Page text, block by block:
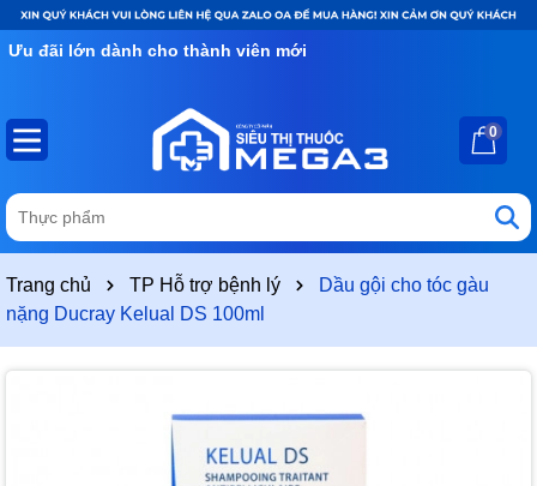
Ưu đãi lớn dành cho thành viên mới
0
Trang chủ TP Hỗ trợ bệnh lý
Dầu gội cho tóc gàu
nặng Ducray Kelual DS 100ml